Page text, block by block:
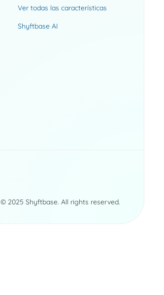
Ver todas las características
Shyftbase AI
© 2025 Shyftbase. All rights reserved.